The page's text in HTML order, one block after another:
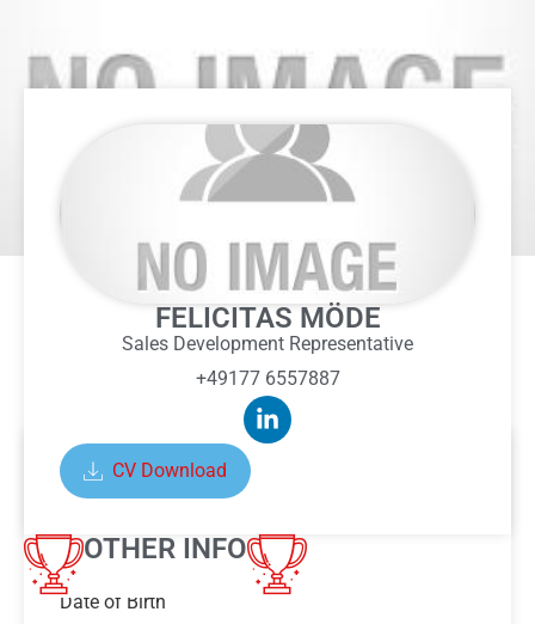
FELICITAS MÖDE
Sales Development Representative
+49177 6557887
CV Download
OTHER INFO
ABOUT FELICITAS MÖDE
Date of Birth